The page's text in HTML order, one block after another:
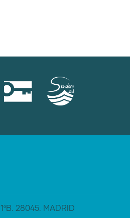
28045. MADRID